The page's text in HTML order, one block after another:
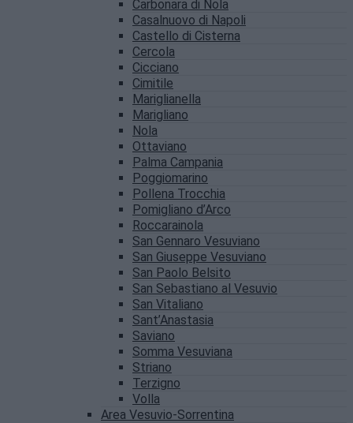
Carbonara di Nola
Casalnuovo di Napoli
Castello di Cisterna
Cercola
Cicciano
Cimitile
Mariglianella
Marigliano
Nola
Ottaviano
Palma Campania
Poggiomarino
Pollena Trocchia
Pomigliano d’Arco
Roccarainola
San Gennaro Vesuviano
San Giuseppe Vesuviano
San Paolo Belsito
San Sebastiano al Vesuvio
San Vitaliano
Sant’Anastasia
Saviano
Somma Vesuviana
Striano
Terzigno
Volla
Area Vesuvio-Sorrentina